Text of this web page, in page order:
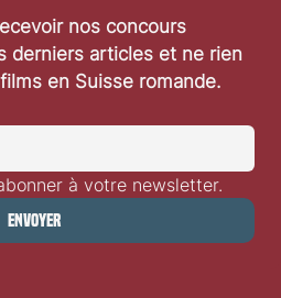
nos concours
derniers articles et ne rien
en Suisse romande.
à votre newsletter.
Envoyer